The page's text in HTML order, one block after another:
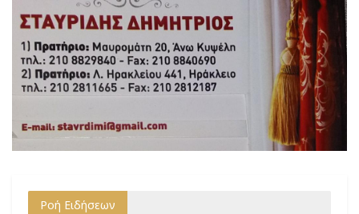
Ροή Ειδήσεων